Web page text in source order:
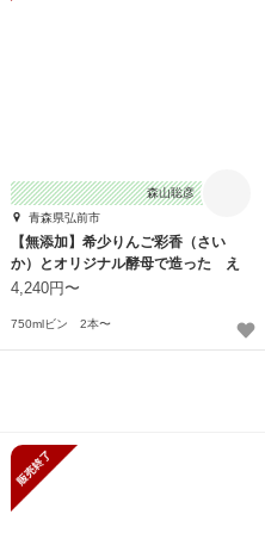
森山聡彦
青森県弘前市
【無添加】希少りんご彩香（さい
か）とオリジナル酵母で造った え
んシードル
4,240円〜
750mlビン 2本〜